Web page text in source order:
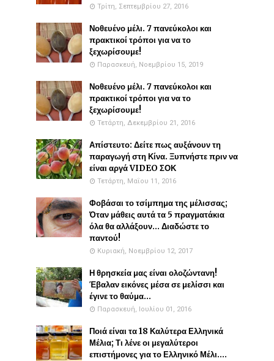
Τρίτη, Σεπτεμβρίου 27, 2016
Νοθευένο μέλι. 7 πανεύκολοι και
πρακτικοί τρόποι για να το
ξεχωρίσουμε!
Παρασκευή, Νοεμβρίου 15, 2019
Νοθευένο μέλι. 7 πανεύκολοι και
πρακτικοί τρόποι για να το
ξεχωρίσουμε!
Τετάρτη, Δεκεμβρίου 21, 2016
Απίστευτο: Δείτε πως αυξάνουν τη
παραγωγή στη Κίνα. Ξυπνήστε πριν να
είναι αργά VIDEO ΣΟΚ
Τετάρτη, Μαΐου 11, 2016
Φοβάσαι το τσίμπημα της μέλισσας;
Όταν μάθεις αυτά τα 5 πραγματάκια
όλα θα αλλάξουν... Διαδώστε το
παντού!
Κυριακή, Νοεμβρίου 12, 2017
Η θρησκεία μας είναι ολοζώντανη!
Έβαλαν εικόνες μέσα σε μελίσσι και
έγινε το θαύμα...
Παρασκευή, Ιουλίου 01, 2016
Ποιά είναι τα 18 Καλύτερα Ελληνικά
Μέλια; Τι λένε οι μεγαλύτεροι
επιστήμονες για το Ελληνικό Μέλι....